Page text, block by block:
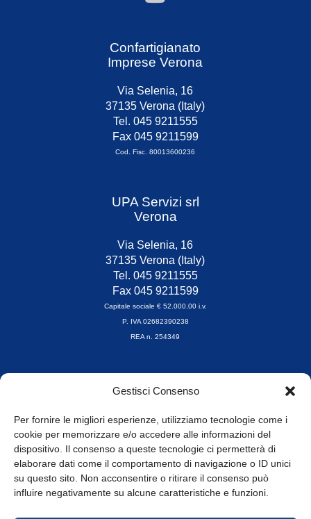
Gestisci Consenso
Per fornire le migliori esperienze, utilizziamo tecnologie come i
cookie per memorizzare e/o accedere alle informazioni del
dispositivo. Il consenso a queste tecnologie ci permetterà di
elaborare dati come il comportamento di navigazione o ID unici
su questo sito. Non acconsentire o ritirare il consenso può
influire negativamente su alcune caratteristiche e funzioni.
Confartigianato
Imprese Verona
Via Selenia, 16
37135 Verona (Italy)
Tel. 045 9211555
Fax 045 9211599
Cod. Fisc. 80013600236
UPA Servizi srl
Verona
Via Selenia, 16
37135 Verona (Italy)
Tel. 045 9211555
Fax 045 9211599
Capitale sociale € 52.000,00 i.v.
P. IVA 02682390238
REA n. 254349
Orari di apertura
8.30-13.00 / 14.00-17.30
Whistleblowing
© Tutti i diritti riservati